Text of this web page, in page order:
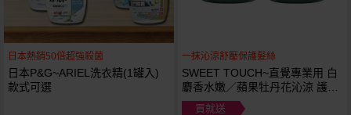
日本熱銷50倍超強殺菌
日本P&G~ARIEL洗衣精(1罐入)
款式可選
一抹沁涼舒壓保護髮絲
SWEET TOUCH~直覺專業用 白
麝香水嫩／蘋果牡丹花沁涼 護髮
膜(1000ml) 款式可選 全新包裝
買就送